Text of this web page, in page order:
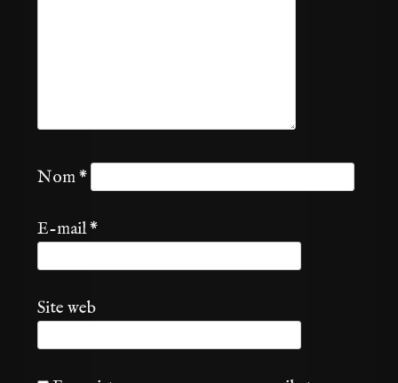
Nom*
E-mail*
Site web